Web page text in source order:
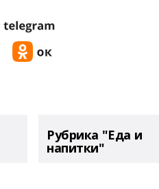
Рубрика "Еда и
напитки"